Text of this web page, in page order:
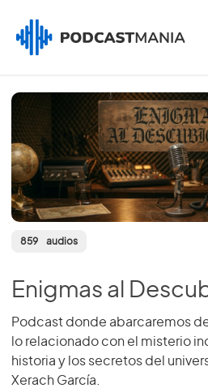
859 audios
Enigmas al
Podcast donde abarcaremos
lo relacionado con el misterio
historia y los secretos del
Xerach García.